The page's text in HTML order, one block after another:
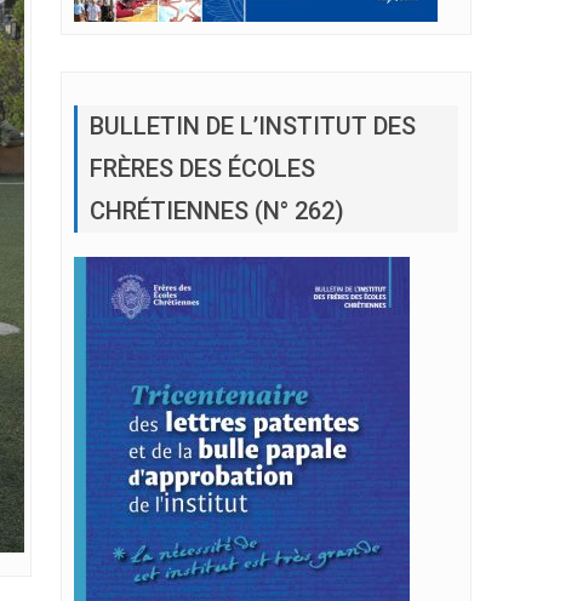
BULLETIN DE L’INSTITUT DES
FRÈRES DES ÉCOLES
CHRÉTIENNES (N° 262)